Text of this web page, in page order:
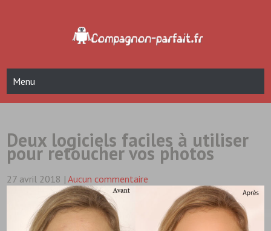
Compagnon Parfait
Menu
Deux logiciels faciles à utiliser
pour retoucher vos photos
27 avril 2018 |Aucun commentaire